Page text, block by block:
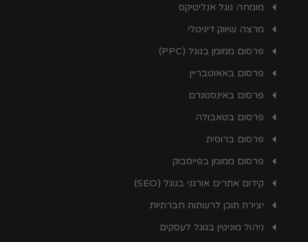
מומחה גוגל אנליטיקס
מרצה שיווק דיגיטלי
פרסום ממומן בגוגל (PPC)
פרסום באאוטבריין
פרסום באינסטגרם
פרסום בטאבולה
פרסום ברוסית
פרסום ממומן בפייסבוק
קידום אתרים אורגני בגוגל (SEO)
יצירת תוכן לרשתות חברתיות
ניהול מוניטין בגוגל לעסקים